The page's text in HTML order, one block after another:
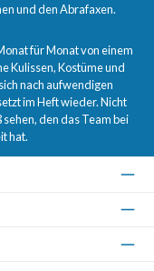
und den Abrafaxen.
für Monat von einem
Kulissen, Kostüme und
nach aufwendigen
im Heft wieder. Nicht
den das Team bei
hat.